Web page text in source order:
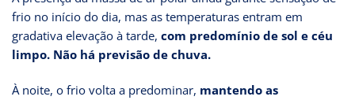
frio no início do dia, mas as temperaturas entram em
gradativa elevação à tarde, com predomínio de sol e céu
limpo. Não há previsão de chuva.
À noite, o frio volta a predominar, mantendo as